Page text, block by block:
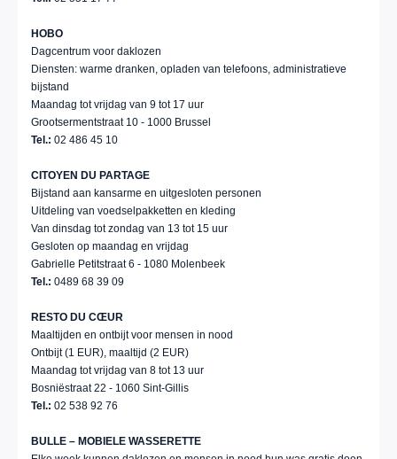
HOBO
Dagcentrum voor daklozen
Diensten: warme dranken, opladen van telefoons, administratieve
bijstand
Maandag tot vrijdag van 9 tot 17 uur
Grootsermentstraat 10 - 1000 Brussel
Tel.: 02 486 45 10
CITOYEN DU PARTAGE
Bijstand aan kansarme en uitgesloten personen
Uitdeling van voedselpakketten en kleding
Van dinsdag tot zondag van 13 tot 15 uur
Gesloten op maandag en vrijdag
Gabrielle Petitstraat 6 - 1080 Molenbeek
Tel.: 0489 68 39 09
RESTO DU CŒUR
Maaltijden en ontbijt voor mensen in nood
Ontbijt (1 EUR), maaltijd (2 EUR)
Maandag tot vrijdag van 8 tot 13 uur
Bosniëstraat 22 - 1060 Sint-Gillis
Tel.: 02 538 92 76
BULLE – MOBIELE WASSERETTE